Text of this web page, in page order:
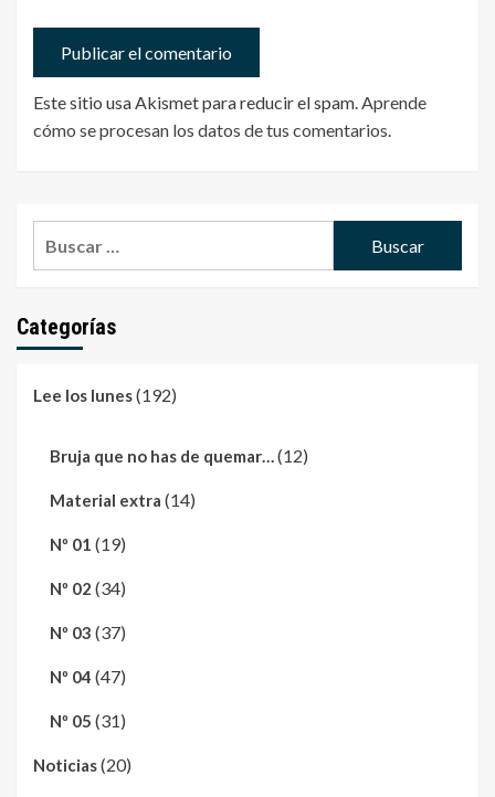
Este sitio usa Akismet para reducir el spam.Aprende
cómo se procesan los datos de tus comentarios.
Categorías
Lee los lunes(192)
Bruja que no has de quemar…(12)
Material extra (14)
Nº 01 (19)
Nº 02 (34)
Nº 03 (37)
Nº 04 (47)
Nº 05 (31)
Noticias(20)